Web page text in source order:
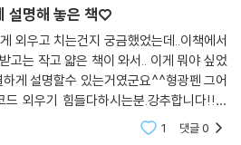
설명해 놓은 책♡
외우고 치는건지 궁금했었는데..이책에서
고는 작고 얇은 책이 와서.. 이게 뭐야 싶었
게 설명할수 있는거였군요^^형광펜 그어
외우기 힘들다하시는분.강추합니다!!프
일이 지판을 따져보지않고도 편하게 잡는
1 댓글0